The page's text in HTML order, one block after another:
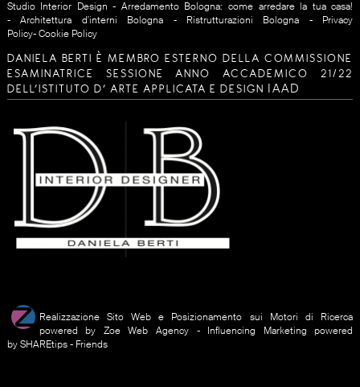
Studio Interior Design - Arredamento Bologna: come arredare la tua casa!
-Architettura d'interni Bologna - Ristrutturazioni Bologna - Privacy
Policy- Cookie Policy
DANIELA BERTI È MEMBRO ESTERNO DELLA COMMISSIONE
ESAMINATRICE SESSIONE ANNO ACCADEMICO 21/22
DELL’ISTITUTO D’ ARTE APPLICATA E DESIGN IAAD
Realizzazione Sito Web e Posizionamento sui Motori di Ricerca
powered by ZoeWeb Agency - Influencing Marketing powered
by SHAREtips- Friends